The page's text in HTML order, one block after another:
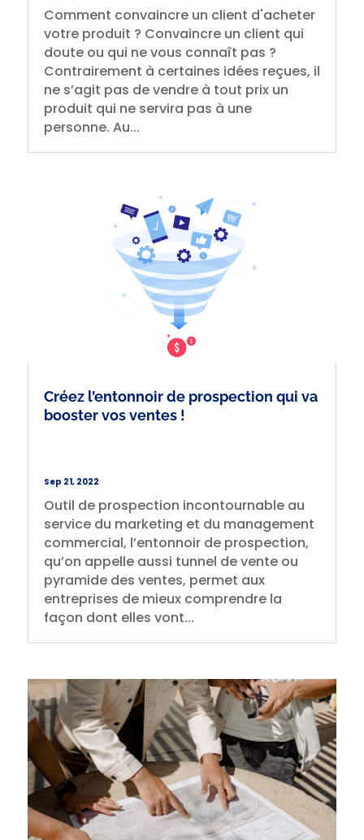
Comment convaincre un client d'acheter
votre produit ? Convaincre un client qui
doute ou qui ne vous connaît pas ?
Contrairement à certaines idées reçues, il
ne s’agit pas de vendre à tout prix un
produit qui ne servira pas à une
personne. Au...
Créez l’entonnoir de prospection qui va
booster vos ventes !
Sep 21, 2022
Outil de prospection incontournable au
service du marketing et du management
commercial, l’entonnoir de prospection,
qu’on appelle aussi tunnel de vente ou
pyramide des ventes, permet aux
entreprises de mieux comprendre la
façon dont elles vont...